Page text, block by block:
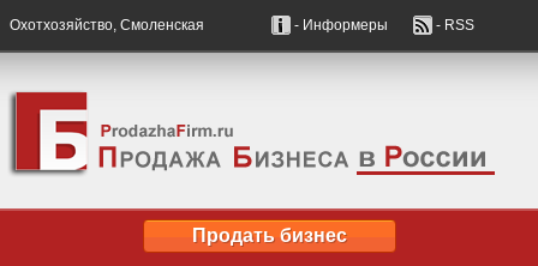
Охотхозяйство, Смоленская - Информеры - RSS
Продать бизнес